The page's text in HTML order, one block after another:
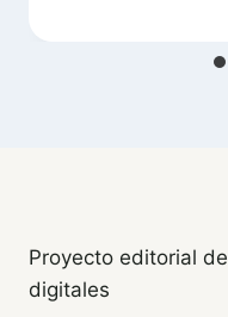
Proyecto editorial de
digitales